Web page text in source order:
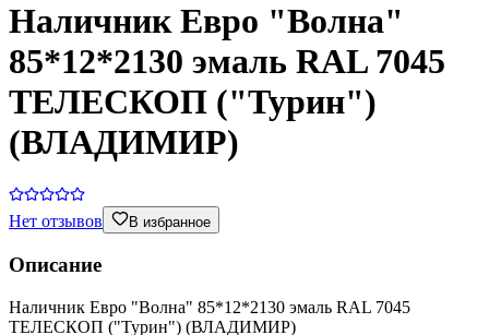
Наличник Евро "Волна"
85*12*2130 эмаль RAL 7045
ТЕЛЕСКОП ("Турин")
(ВЛАДИМИР)
Нет отзывов В избранное
Описание
Наличник Евро "Волна" 85*12*2130 эмаль RAL 7045
ТЕЛЕСКОП ("Турин") (ВЛАДИМИР)